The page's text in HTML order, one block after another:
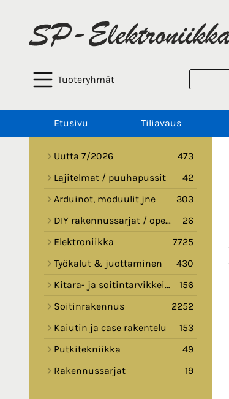
Tuoteryhmät
Etusivu Tiliavaus
Uutta 7/2026
473
Lajitelmat / puuhapussit
42
Arduinot, moduulit jne
303
DIY rakennussarjat / opetussarjat
26
Elektroniikka
7725
Työkalut & juottaminen
430
Kitara- ja soitintarvikkeita
156
Soitinrakennus
2252
Kaiutin ja case rakentelu
153
Putkitekniikka
49
Rakennussarjat
19